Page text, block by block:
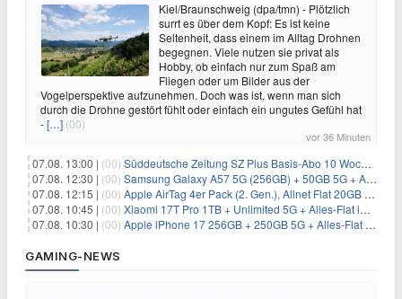
Kiel/Braunschweig (dpa/tmn) - Plötzlich
surrt es über dem Kopf: Es ist keine
Seltenheit, dass einem im Alltag Drohnen
begegnen. Viele nutzen sie privat als
Hobby, ob einfach nur zum Spaß am
Fliegen oder um Bilder aus der
Vogelperspektive aufzunehmen. Doch was ist, wenn man sich
durch die Drohne gestört fühlt oder einfach ein ungutes Gefühl hat
-[…] (00)
vor 36 Minuten
07.08. 13:00 | (00) Süddeutsche Zeitung SZ Plus Basis-Abo 10 Wochen für 10€
07.08. 12:30 | (00) Samsung Galaxy A57 5G (256GB) + 50GB 5G + Alles-Flat im Vodafone-Netz für 19,99€/Monat – eff. 2,36€/Monat
07.08. 12:15 | (00) Apple AirTag 4er Pack (2. Gen.), Allnet Flat 20GB 5G im Telekom-Netz für 14,99€/Monat – eff. 2,07€/Monat
07.08. 10:45 | (00) Xiaomi 17T Pro 1TB + Unlimited 5G + Alles-Flat im o2 Netz für 29,99€/Monat – eff. 1,15€/Monat
07.08. 10:30 | (00) Apple iPhone 17 256GB + 250GB 5G + Alles-Flat im Telekom-Netz für 34€/Monat – eff. 6,29€/Monat
GAMING-NEWS